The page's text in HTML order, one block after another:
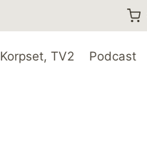
Korpset, TV2 Podcast